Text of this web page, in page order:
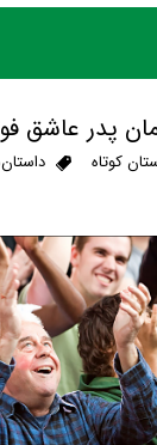
پدر عاشق
کوتاه